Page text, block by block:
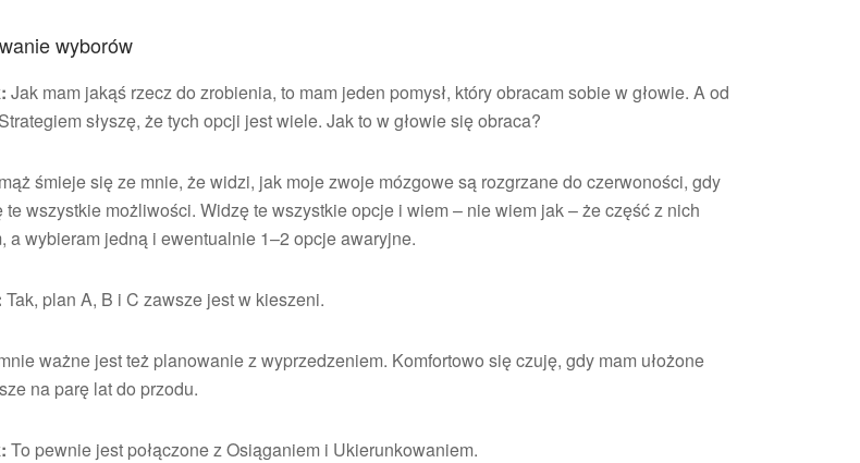
wyborów
Jak mam jakąś rzecz do zrobienia, to mam jeden pomysł, który obracam sobie w głowie. A od
słyszę, że tych opcji jest wiele. Jak to w głowie się obraca?
śmieje się ze mnie, że widzi, jak moje zwoje mózgowe są rozgrzane do czerwoności, gdy
te wszystkie możliwości. Widzę te wszystkie opcje i wiem – nie wiem jak – że część z nich
a wybieram jedną i ewentualnie 1–2 opcje awaryjne.
Tak, plan A, B i C zawsze jest w kieszeni.
ważne jest też planowanie z wyprzedzeniem. Komfortowo się czuję, gdy mam ułożone
na parę lat do przodu.
To pewnie jest połączone z Osiąganiem i Ukierunkowaniem.